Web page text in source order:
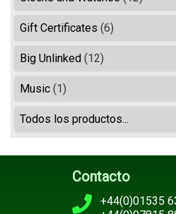
Gift Certificates (6)
Big Unlinked (12)
Music (1)
Todos los productos...
Contacto
+44(0)01535